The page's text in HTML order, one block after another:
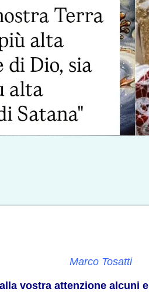
Marco Tosatti
vostra attenzione alcuni